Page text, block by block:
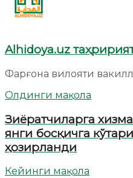
Alhidoya.uz
Фарғона вилояти
Олдинги мақола
Зиёратчиларга
янги босқичга
ҳозирланди
Кейинги мақола